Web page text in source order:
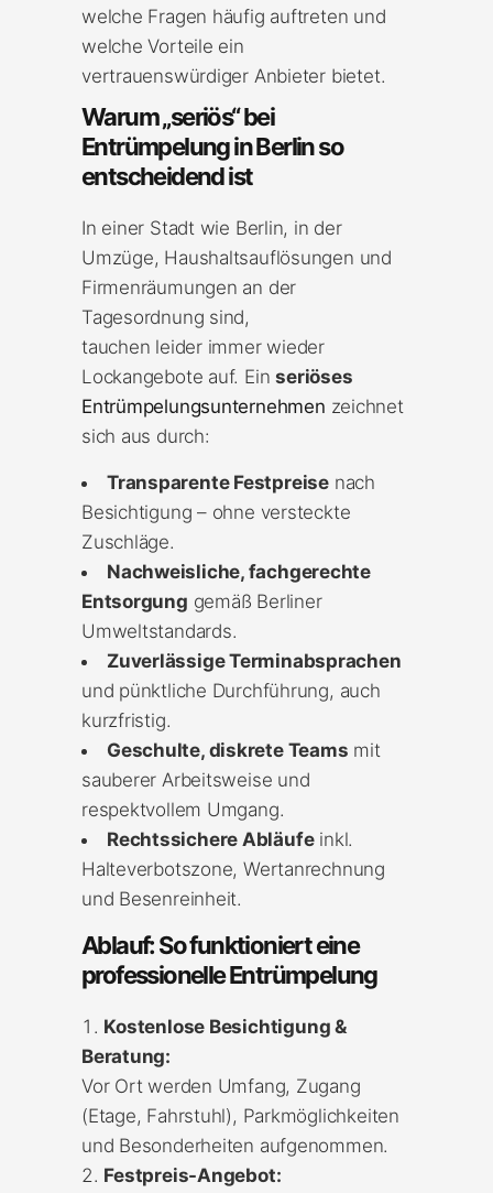
welche Fragen häufig auftreten und
welche Vorteile ein
vertrauenswürdiger Anbieter bietet.
Warum „seriös“ bei
Entrümpelung in Berlin so
entscheidend ist
In einer Stadt wie Berlin, in der
Umzüge, Haushaltsauflösungen und
Firmenräumungen an der
Tagesordnung sind,
tauchen leider immer wieder
Lockangebote auf. Einseriöses
Entrümpelungsunternehmen zeichnet
sich aus durch:
Transparente Festpreisenach
Besichtigung – ohne versteckte
Zuschläge.
Nachweisliche, fachgerechte
Entsorgung gemäß Berliner
Umweltstandards.
Zuverlässige Terminabsprachen
und pünktliche Durchführung, auch
kurzfristig.
Geschulte, diskrete Teams mit
sauberer Arbeitsweise und
respektvollem Umgang.
Rechtssichere Abläufeinkl.
Halteverbotszone, Wertanrechnung
und Besenreinheit.
Ablauf: So funktioniert eine
professionelle Entrümpelung
Kostenlose Besichtigung &
Beratung:
Vor Ort werden Umfang, Zugang
(Etage, Fahrstuhl), Parkmöglichkeiten
und Besonderheiten aufgenommen.
Festpreis-Angebot: